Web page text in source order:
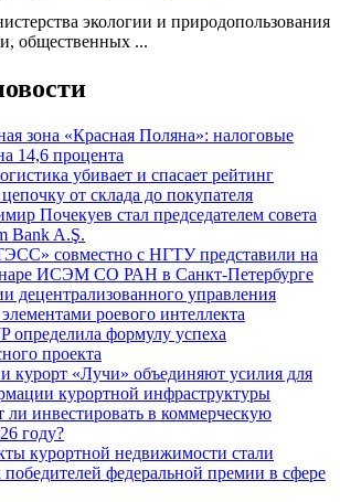
экологии и природопользования
общественных ...
зона «Красная Поляна»: налоговые
14,6 процента
убивает и спасает рейтинг
от склада до покупателя
Почекуев стал председателем совета
Bank A.Ş.
совместно с НГТУ представили на
ИСЭМ СО РАН в Санкт-Петербурге
децентрализованного управления
роевого интеллекта
определила формулу успеха
проекта
курорт «Лучи» объединяют усилия для
курортной инфраструктуры
ли инвестировать в коммерческую
году?
курортной недвижимости стали
федеральной премии в сфере